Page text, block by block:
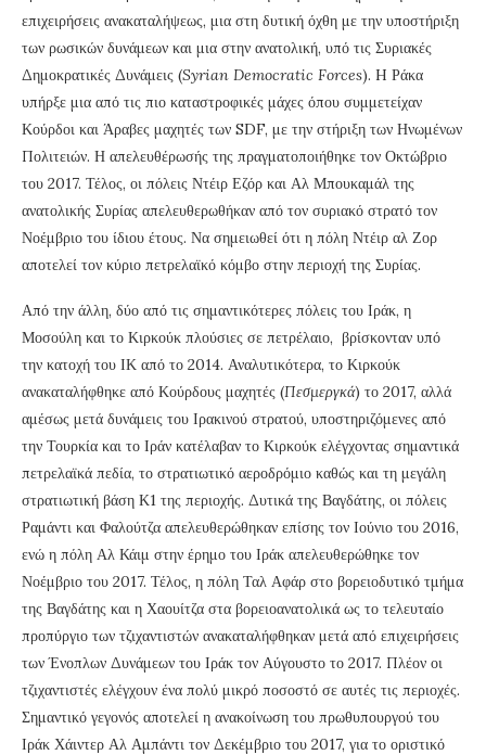
επιχειρήσεις ανακαταλήψεως, μια στη δυτική όχθη με την υποστήριξη
των ρωσικών δυνάμεων και μια στην ανατολική, υπό τις Συριακές
Δημοκρατικές Δυνάμεις (Syrian Democratic Forces). H Ράκα
υπήρξε μια από τις πιο καταστροφικές μάχες όπου συμμετείχαν
Κούρδοι και Άραβες μαχητές των SDF, με την στήριξη των Ηνωμένων
Πολιτειών. Η απελευθέρωσής της πραγματοποιήθηκε τον Οκτώβριο
του 2017. Τέλος, οι πόλεις Ντέιρ Εζόρ και Αλ Μπουκαμάλ της
ανατολικής Συρίας απελευθερωθήκαν από τον συριακό στρατό τον
Νοέμβριο του ίδιου έτους. Να σημειωθεί ότι η πόλη Ντέιρ αλ Ζορ
αποτελεί τον κύριο πετρελαϊκό κόμβο στην περιοχή της Συρίας.
Από την άλλη, δύο από τις σημαντικότερες πόλεις του Ιράκ, η
Μοσούλη και το Κιρκούκ πλούσιες σε πετρέλαιο, βρίσκονταν υπό
την κατοχή του ΙΚ από το 2014. Αναλυτικότερα, το Κιρκούκ
ανακαταλήφθηκε από Κούρδους μαχητές (Πεσμεργκά) το 2017, αλλά
αμέσως μετά δυνάμεις του Ιρακινού στρατού, υποστηριζόμενες από
την Τουρκία και το Ιράν κατέλαβαν το Κιρκούκ ελέγχοντας σημαντικά
πετρελαϊκά πεδία, το στρατιωτικό αεροδρόμιο καθώς και τη μεγάλη
στρατιωτική βάση Κ1 της περιοχής. Δυτικά της Βαγδάτης, οι πόλεις
Ραμάντι και Φαλούτζα απελευθερώθηκαν επίσης τον Ιούνιο του 2016,
ενώ η πόλη Αλ Κάιμ στην έρημο του Ιράκ απελευθερώθηκε τον
Νοέμβριο του 2017. Τέλος, η πόλη Ταλ Αφάρ στο βορειοδυτικό τμήμα
της Βαγδάτης και η Χαουίτζα στα βορειοανατολικά ως το τελευταίο
προπύργιο των τζιχαντιστών ανακαταλήφθηκαν μετά από επιχειρήσεις
των Ένοπλων Δυνάμεων του Ιράκ τον Αύγουστο το 2017. Πλέον οι
τζιχαντιστές ελέγχουν ένα πολύ μικρό ποσοστό σε αυτές τις περιοχές.
Σημαντικό γεγονός αποτελεί η ανακοίνωση του πρωθυπουργού του
Ιράκ Χάιντερ Αλ Αμπάντι τον Δεκέμβριο του 2017, για το οριστικό